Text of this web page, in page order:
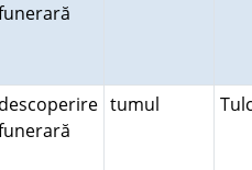
descoperire tumul